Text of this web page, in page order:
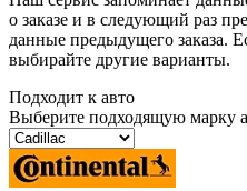
о заказе и в следующий раз
данные предыдущего заказа.
выбирайте другие варианты.
Подходит к авто
Выберите подходящую марку